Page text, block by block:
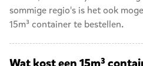
sommige regio's is het ook
15m³ containerte bestellen.